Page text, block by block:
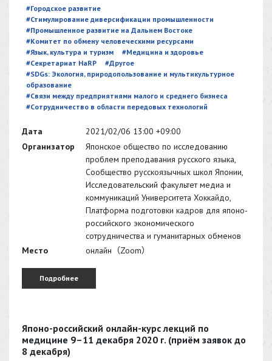
#Городское развитие
#Стимулирование диверсификации промышленности
#Промышленное развитие на Дальнем Востоке
#Комитет по обмену человеческими ресурсами
#Язык, культура и туризм
#Медицина и здоровье
#Секретариат HaRP
#Другое
#SDGs: Экология, природопользование и мультикультурное
образование
#Связи между предприятиями малого и среднего бизнеса
#Сотрудничество в области передовых технологий
Дата
2021/02/06 13:00 +09:00
Организатор
Японское общество по исследованию
проблем преподавания русского языка,
Сообщество русскоязычных школ Японии,
Исследовательский факультет медиа и
коммуникаций Университета Хоккайдо,
Платформа подготовки кадров для японо-
российского экономического
сотрудничества и гуманитарных обменов
Место
онлайн（Zoom）
Подробнее
Японо-российский онлайн-курс лекций по
медицине 9–11 декабря 2020 г. (приём заявок до
8 декабря)